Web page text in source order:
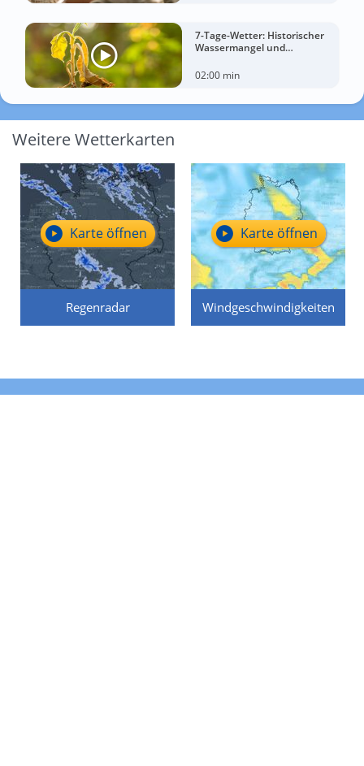
7-Tage-Wetter: Historischer
Wassermangel und
02:00 min
Weitere Wetterkarten
Regenradar
Karte öffnen
Windgeschwindigkeiten
Karte öffnen